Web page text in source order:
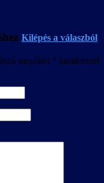
Kilépés a válaszból
mezőket * karakterrel